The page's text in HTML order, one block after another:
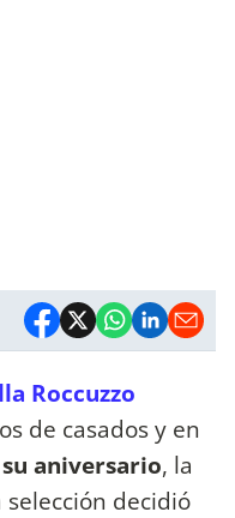
Roccuzzo
de casados y en
aniversario, la
decidió